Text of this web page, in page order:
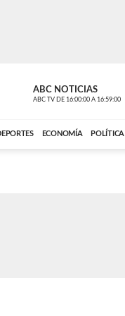
ABC NOTICIAS
ABC TV DE 16:00:00 A 16:59:00
ECONOMÍA POLÍTICA